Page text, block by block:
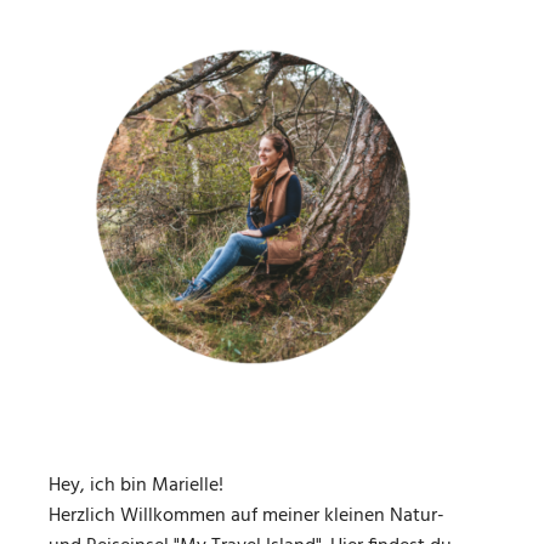
Hey, ich bin Marielle!
Herzlich Willkommen auf meiner kleinen Natur-